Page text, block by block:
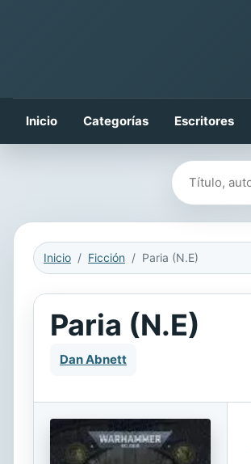
Inicio Categorías Escritores
Buscar libros
Inicio Ficción Paria (N.E)
Paria (N.E)
Dan Abnett